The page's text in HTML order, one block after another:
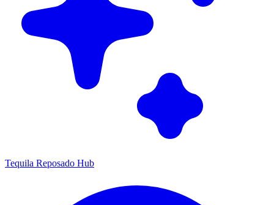
Tequila Reposado Hub